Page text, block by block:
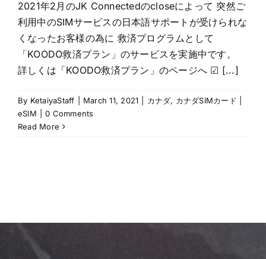
2021年2月のJK Connectedのcloseによって 突然ご
利用中のSIMサービスの日本語サポートが受けられな
くなったお客様の為に 救済プログラムとして
「KOODO救済プラン」のサービスを実施中です。
詳しくは「KOODO救済プラン」のページへ ☑ [...]
By KetaiyaStaff March 11, 2021 カナダ, カナダSIMカード |
eSIM
0 Comments
Read More